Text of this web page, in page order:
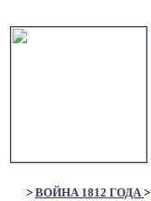
> ВОЙНА 1812 ГОДА>